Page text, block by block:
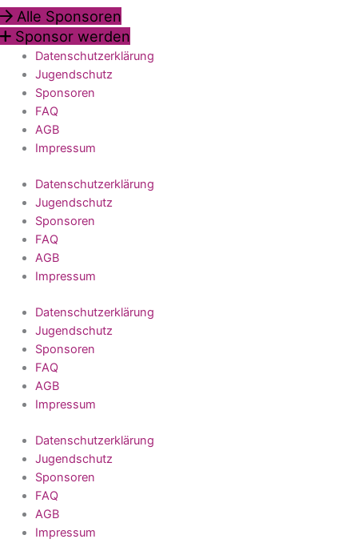
Alle Sponsoren
Sponsor werden
Datenschutzerklärung
Jugendschutz
Sponsoren
FAQ
AGB
Impressum
Datenschutzerklärung
Jugendschutz
Sponsoren
FAQ
AGB
Impressum
Datenschutzerklärung
Jugendschutz
Sponsoren
FAQ
AGB
Impressum
Datenschutzerklärung
Jugendschutz
Sponsoren
FAQ
AGB
Impressum